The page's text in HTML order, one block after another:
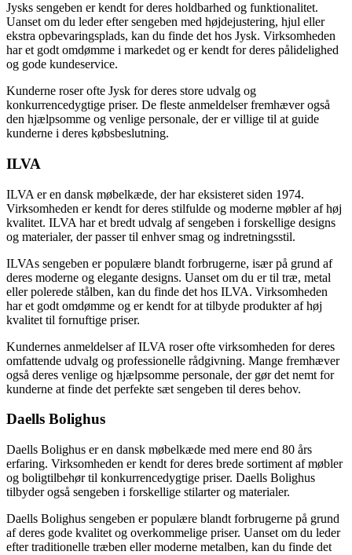
Jysks sengeben er kendt for deres holdbarhed og funktionalitet.
Uanset om du leder efter sengeben med højdejustering, hjul eller
ekstra opbevaringsplads, kan du finde det hos Jysk. Virksomheden
har et godt omdømme i markedet og er kendt for deres pålidelighed
og gode kundeservice.
Kunderne roser ofte Jysk for deres store udvalg og
konkurrencedygtige priser. De fleste anmeldelser fremhæver også
den hjælpsomme og venlige personale, der er villige til at guide
kunderne i deres købsbeslutning.
ILVA
ILVA er en dansk møbelkæde, der har eksisteret siden 1974.
Virksomheden er kendt for deres stilfulde og moderne møbler af høj
kvalitet. ILVA har et bredt udvalg af sengeben i forskellige designs
og materialer, der passer til enhver smag og indretningsstil.
ILVAs sengeben er populære blandt forbrugerne, især på grund af
deres moderne og elegante designs. Uanset om du er til træ, metal
eller polerede stålben, kan du finde det hos ILVA. Virksomheden
har et godt omdømme og er kendt for at tilbyde produkter af høj
kvalitet til fornuftige priser.
Kundernes anmeldelser af ILVA roser ofte virksomheden for deres
omfattende udvalg og professionelle rådgivning. Mange fremhæver
også deres venlige og hjælpsomme personale, der gør det nemt for
kunderne at finde det perfekte sæt sengeben til deres behov.
Daells Bolighus
Daells Bolighus er en dansk møbelkæde med mere end 80 års
erfaring. Virksomheden er kendt for deres brede sortiment af møbler
og boligtilbehør til konkurrencedygtige priser. Daells Bolighus
tilbyder også sengeben i forskellige stilarter og materialer.
Daells Bolighus sengeben er populære blandt forbrugerne på grund
af deres gode kvalitet og overkommelige priser. Uanset om du leder
efter traditionelle træben eller moderne metalben, kan du finde det